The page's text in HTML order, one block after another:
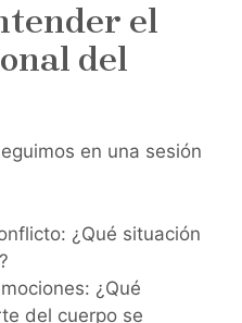
el
del
en una sesión
¿Qué situación
¿Qué
del cuerpo se